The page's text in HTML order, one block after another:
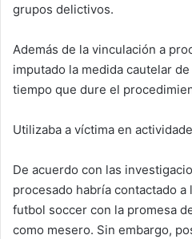
grupos delictivos.
Además de la vinculación a
imputado la medida cautelar de
tiempo que dure el
Utilizaba a víctima en
De acuerdo con las
procesado habría contactado a
futbol soccer con la promesa
como mesero. Sin embargo,